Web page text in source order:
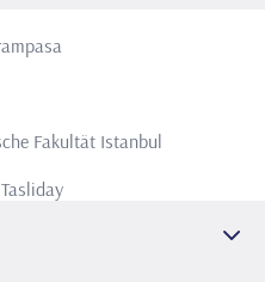
Fakultät Istanbul